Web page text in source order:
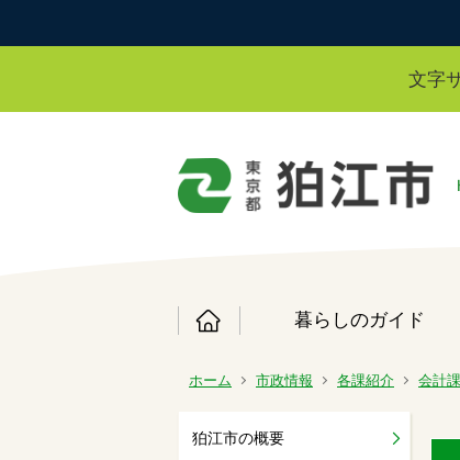
文字
暮らしのガイド
ホーム 市政情報 各課紹介 会計課
狛江市の概要